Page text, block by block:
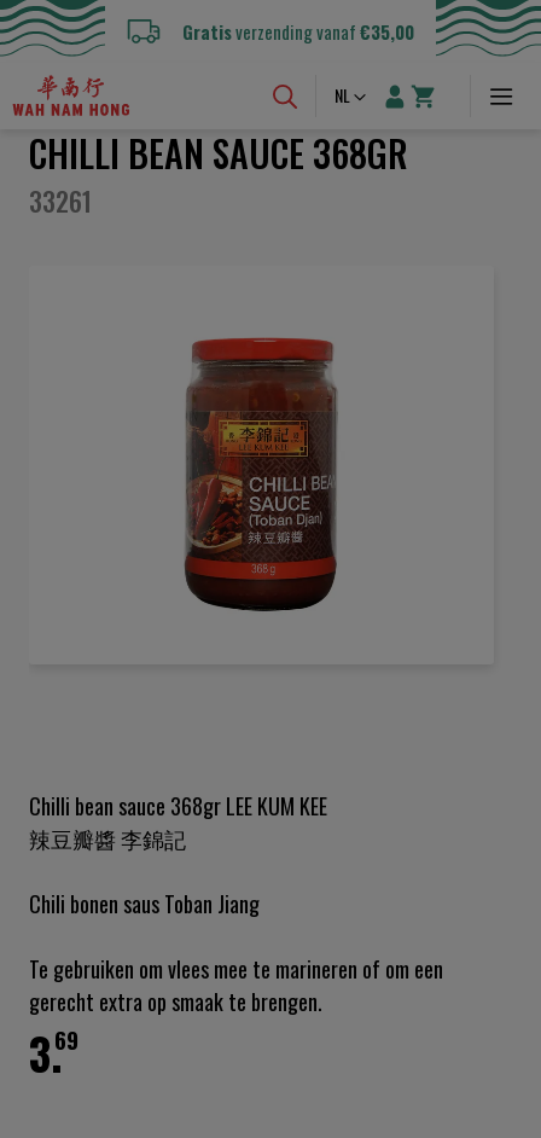
Gratisverzending vanaf€35,00
Taal
NL
CHILLI BEAN SAUCE 368GR
33261
de
afbeeldingen-
gallerij
Chilli bean sauce 368gr LEE KUM KEE
辣豆瓣醬 李錦記
Chili bonen saus Toban Jiang
Te gebruiken om vlees mee te marineren of om een
gerecht extra op smaak te brengen.
69
3.